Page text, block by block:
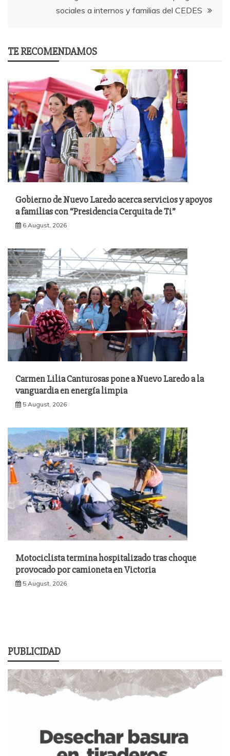
sociales a internos y familias del CEDES
TE RECOMENDAMOS
Gobierno de Nuevo Laredo acerca servicios y apoyos
a familias con “Presidencia Cerquita de Ti”
6 August, 2026
Carmen Lilia Canturosas pone a Nuevo Laredo a la
vanguardia en energía limpia
5 August, 2026
Motociclista termina hospitalizado tras choque
provocado por camioneta en Victoria
5 August, 2026
PUBLICIDAD